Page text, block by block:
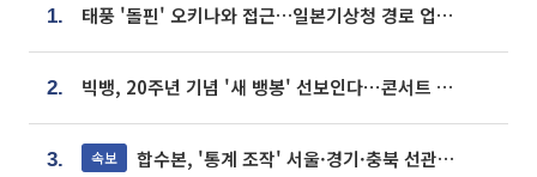
1. 태풍 '돌핀' 오키나와 접근…일본기상청 경로 업데이트
2. 빅뱅, 20주년 기념 '새 뱅봉' 선보인다⋯콘서트 앞두고 팝업 개최
3. 속보 합수본, '통계 조작' 서울·경기·충북 선관위 등 추가 압수수색